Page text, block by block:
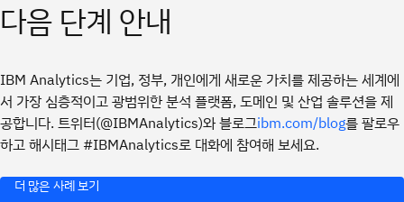
다음 단계 안내
IBM Analytics는 기업, 정부, 개인에게 새로운 가치를 제공하는 세계에
서 가장 심층적이고 광범위한 분석 플랫폼, 도메인 및 산업 솔루션을 제
공합니다. 트위터(@IBMAnalytics)와 블로그ibm.com/blog를 팔로우
하고 해시태그 #IBMAnalytics로 대화에 참여해 보세요.
더 많은 사례 보기